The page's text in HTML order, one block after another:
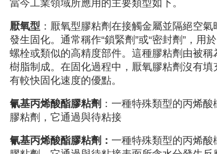
當今工業領域所應用的主要類型如下。
厭氧型 ：厭氧型膠粘劑在接觸金屬並隔絕空
發生固化。通常稱作“鎖緊劑”或“密封劑”，用
螺栓或類似的高精度部件。這種膠粘劑由被
樹脂制成。在固化過程中，厭氧膠粘劑沒有
有較快固化速度的優點。
氰基丙烯酸酯膠粘劑 ：一種特殊類型的丙烯
膠粘劑，它通過與待粘接
氰基丙烯酸酯膠粘劑： 一種特殊類型的丙烯